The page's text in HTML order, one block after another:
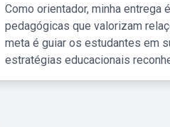
Como orientador, minha
pedagógicas que valorizam
meta é guiar os estudantes em
estratégias educacionais